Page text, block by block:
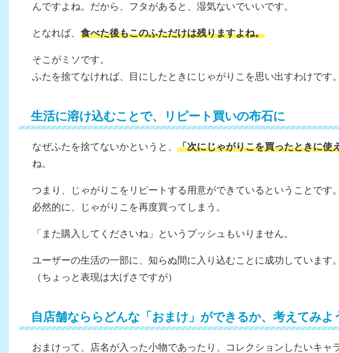
んですよね。だから、フタがあると、湿気ないでいいです。
となれば、 食べた後もこのふただけは残りますよね。
そこがミソです。
ふたを捨てなければ、目にしたときにじゃがりこを思い出すわけです。
生活に溶け込むことで、リピート買いの布石に
なぜふたを捨てないかというと、 「次にじゃがりこを買ったときに使
ね。
つまり、じゃがりこをリピートする用意ができているということです。
必然的に、じゃがりこを再度買ってしまう。
「また購入してくださいね」というプッシュもいりません。
ユーザーの生活の一部に、知らぬ間に入り込むことに成功しています。
（ちょっと表現は大げさですが）
自店舗なららどんな「おまけ」ができるか、考えてみよ
おまけって、店名が入った小物であったり、コレクションしたいキャ